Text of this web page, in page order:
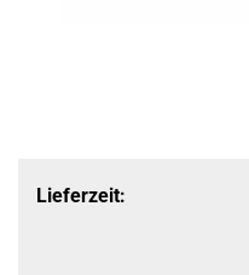
Lieferzeit: